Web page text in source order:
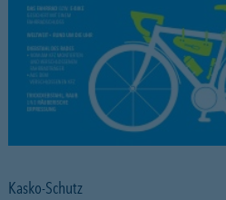
Kasko-Schutz